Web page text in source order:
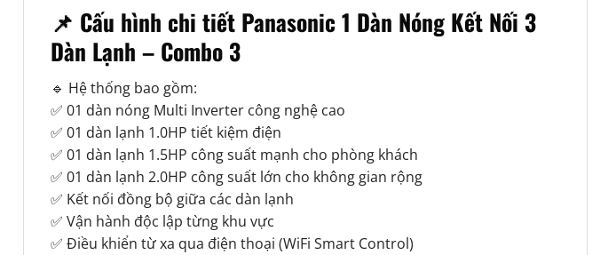
📌 Cấu hình chi tiết Panasonic 1 Dàn Nóng Kết Nối 3
Dàn Lạnh – Combo 3
🔹 Hệ thống bao gồm:
✅ 01 dàn nóng Multi Inverter công nghệ cao
✅ 01 dàn lạnh 1.0HP tiết kiệm điện
✅ 01 dàn lạnh 1.5HP công suất mạnh cho phòng khách
✅ 01 dàn lạnh 2.0HP công suất lớn cho không gian rộng
✅ Kết nối đồng bộ giữa các dàn lạnh
✅ Vận hành độc lập từng khu vực
✅ Điều khiển từ xa qua điện thoại (WiFi Smart Control)